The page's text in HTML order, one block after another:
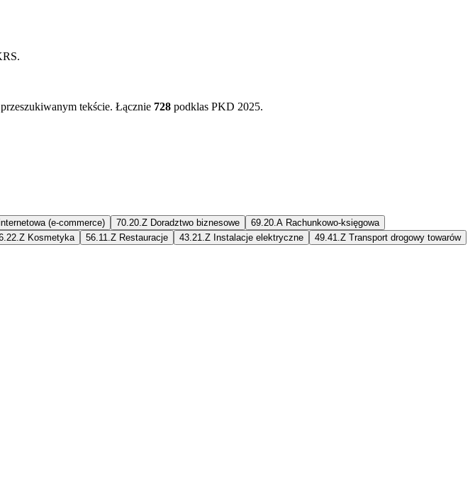
tekście. Łącznie 728 podklas PKD 2025.
(e-commerce) 70.20.Z Doradztwo biznesowe 69.20.A Rachunkowo-księgowa
Kosmetyka 56.11.Z Restauracje 43.21.Z Instalacje elektryczne 49.41.Z Transport drogowy towarów